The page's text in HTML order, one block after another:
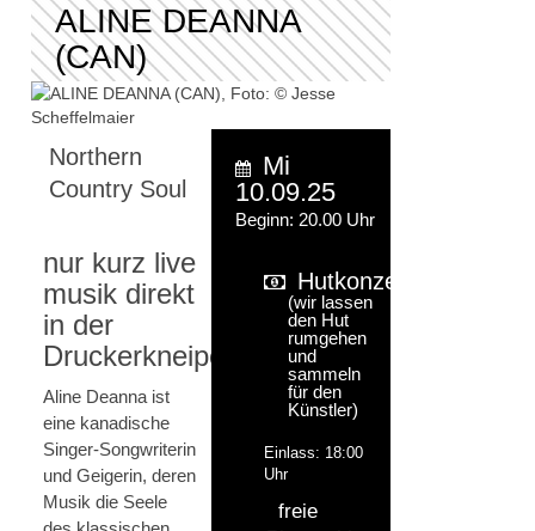
ALINE DEANNA
(CAN)
Northern
Country Soul
nur kurz live
musik direkt
in der
Druckerkneipe
Aline Deanna ist
eine kanadische
Singer-Songwriterin
und Geigerin, deren
Musik die Seele
Mi
10.09.25
Beginn: 20.00 Uhr
Hutkonzert
(wir lassen
den Hut
rumgehen
und
sammeln
für den
Künstler)
Einlass: 18:00
Uhr
freie